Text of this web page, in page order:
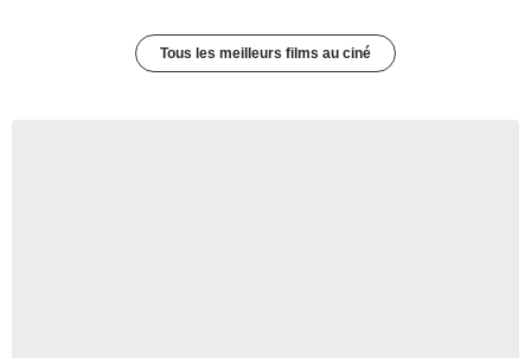
Tous les meilleurs films au ciné